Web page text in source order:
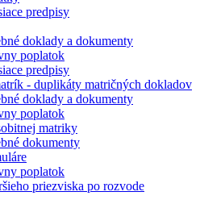
predpisy
doklady a dokumenty
poplatok
predpisy
- duplikáty matričných dokladov
doklady a dokumenty
poplatok
matriky
dokumenty
poplatok
priezviska po rozvode